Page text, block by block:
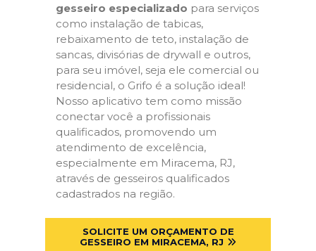
gesseiro especializado para serviços
como instalação de tabicas,
rebaixamento de teto, instalação de
sancas, divisórias de drywall e outros,
para seu imóvel, seja ele comercial ou
residencial, o Grifo é a solução ideal!
Nosso aplicativo tem como missão
conectar você a profissionais
qualificados, promovendo um
atendimento de excelência,
especialmente em Miracema, RJ,
através de gesseiros qualificados
cadastrados na região.
SOLICITE UM ORÇAMENTO DE
GESSEIRO EM MIRACEMA, RJ